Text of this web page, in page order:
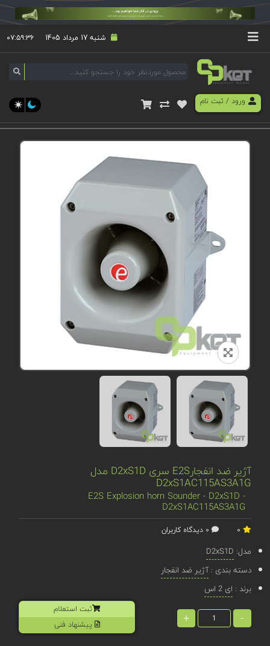
شنبه 17 مرداد 1405 ۰۷:۵۹:۳۶
ورود/ ثبت نام
آژیر ضد انفجارE2S سری D2xS1D مدل
D2xS1AC115AS3A1G
E2S Explosion horn Sounder - D2xS1D -
D2xS1AC115AS3A1G
مدل: D2xS1D
دسته بندی :آژیر ضد انفجار
برند : ای 2 اس
-
+
ثبت استعلام
پیشنهاد فنی